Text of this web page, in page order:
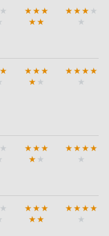
★
★ ★ ★
★ ★
★ ★ ★ ★
★
★
★ ★ ★
★ ★
★ ★ ★ ★
★
★
★ ★ ★
★ ★
★ ★ ★ ★
★
★
★ ★ ★
★ ★
★ ★ ★ ★
★